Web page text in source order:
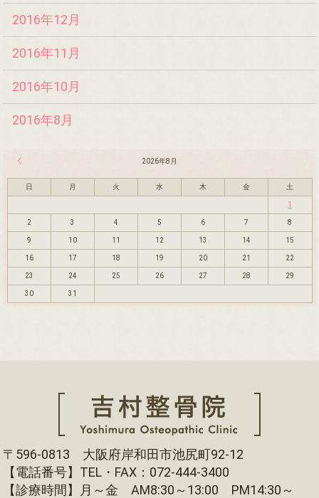
2016年12月
2016年11月
2016年10月
2016年8月
2026年8月
日 月 火 水 木 金 土
1
2 3 4 5 6 7 8
9 10 11 12 13 14 15
16 17 18 19 20 21 22
23 24 25 26 27 28 29
30 31
〒596-0813 大阪府岸和田市池尻町92-12
【電話番号】TEL・FAX：072-444-3400
【診療時間】月～金 AM8:30～13:00 PM14:30～